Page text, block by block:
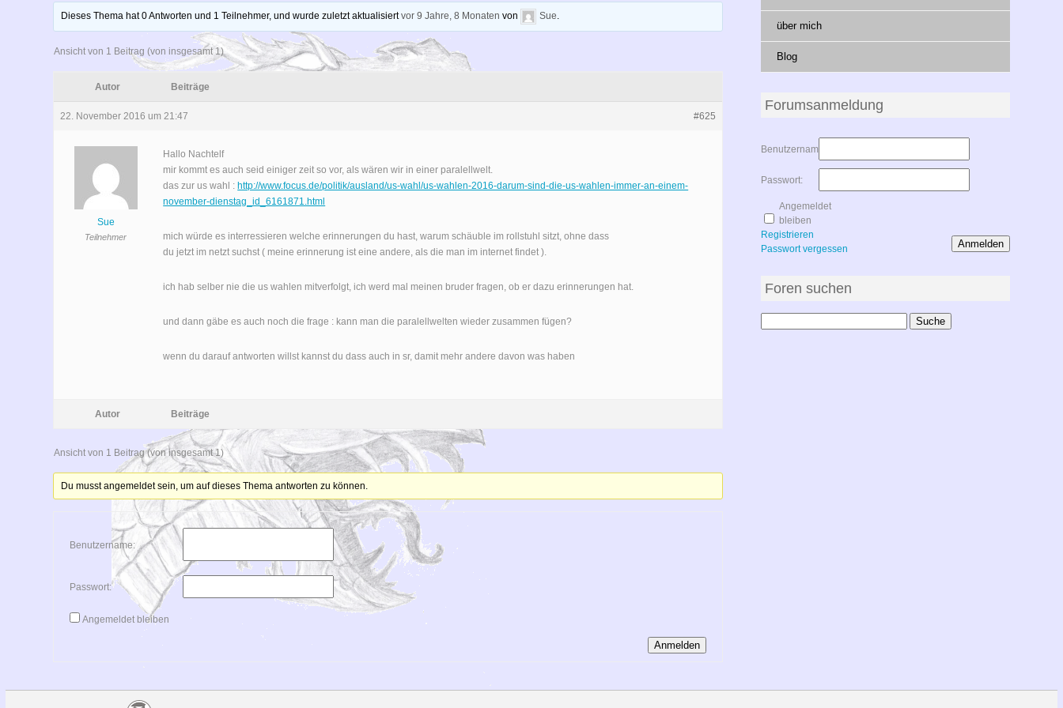
Dieses Thema hat 0 Antworten und 1 Teilnehmer, und wurde zuletzt aktualisiertvor 9 Jahre, 8 Monaten von Sue.
Ansicht von 1 Beitrag (von insgesamt 1)
Autor Beiträge
22. November 2016 um 21:47 #625
Sue
Teilnehmer
Hallo Nachtelf
mir kommt es auch seid einiger zeit so vor, als wären wir in einer paralellwelt.
das zur us wahl : http://www.focus.de/politik/ausland/us-wahl/us-wahlen-2016-darum-sind-die-us-wahlen-immer-an-einem-
november-dienstag_id_6161871.html
mich würde es interressieren welche erinnerungen du hast, warum schäuble im rollstuhl sitzt, ohne dass
du jetzt im netzt suchst ( meine erinnerung ist eine andere, als die man im internet findet ).
ich hab selber nie die us wahlen mitverfolgt, ich werd mal meinen bruder fragen, ob er dazu erinnerungen hat.
und dann gäbe es auch noch die frage : kann man die paralellwelten wieder zusammen fügen?
wenn du darauf antworten willst kannst du dass auch in sr, damit mehr andere davon was haben
Autor Beiträge
Ansicht von 1 Beitrag (von insgesamt 1)
Du musst angemeldet sein, um auf dieses Thema antworten zu können.
Benutzername:
Passwort:
Angemeldet bleiben
Anmelden
über mich
Blog
Forumsanmeldung
Benutzername:
Passwort:
Angemeldet
bleiben
Anmelden
Registrieren
Passwort vergessen
Foren suchen